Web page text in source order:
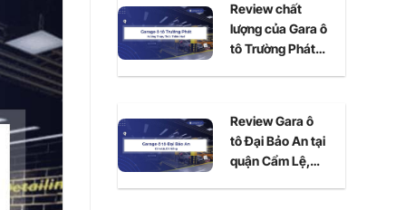
Review chất
lượng của Gara ô
tô Trường Phát
Review Gara ô
tô Đại Bảo An tại
quận Cẩm Lệ,